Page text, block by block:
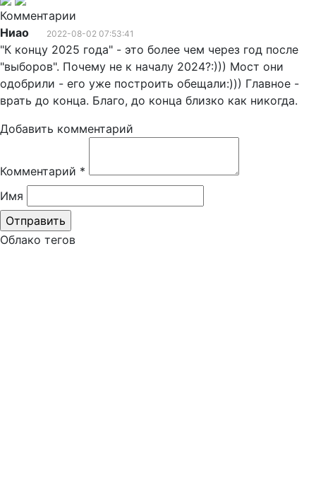
Комментарии
Ниао
2022-08-02 07:53:41
"К концу 2025 года" - это более чем через год после
"выборов". Почему не к началу 2024?:))) Мост они
одобрили - его уже построить обещали:))) Главное -
врать до конца. Благо, до конца близко как никогда.
Добавить комментарий
Комментарий *
Имя
Облако тегов